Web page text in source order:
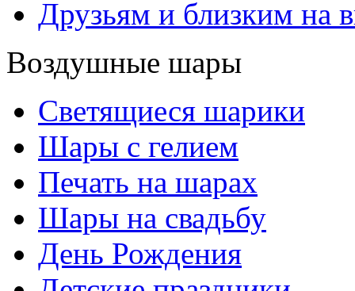
Друзьям и близким на
Воздушные шары
Светящиеся шарики
Шары с гелием
Печать на шарах
Шары на свадьбу
День Рождения